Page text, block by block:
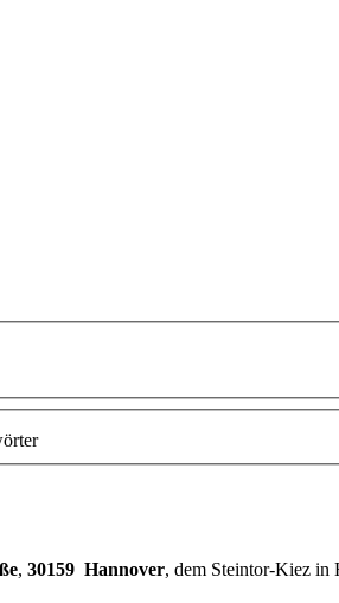
, 30159 Hannover, dem Steintor-Kiez in